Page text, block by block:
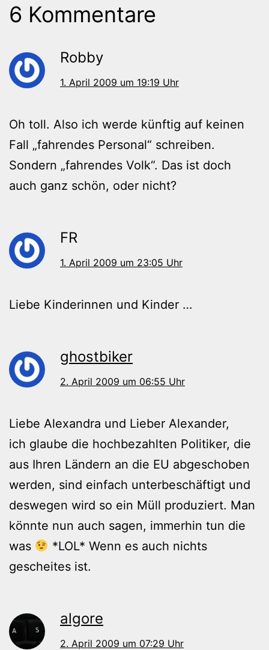
6 Kommentare
Robby
1. April 2009 um 19:19 Uhr
Oh toll. Also ich werde künftig auf keinen
Fall „fahrendes Personal“ schreiben.
Sondern „fahrendes Volk“. Das ist doch
auch ganz schön, oder nicht?
FR
1. April 2009 um 23:05 Uhr
Liebe Kinderinnen und Kinder …
ghostbiker
2. April 2009 um 06:55 Uhr
Liebe Alexandra und Lieber Alexander,
ich glaube die hochbezahlten Politiker, die
aus Ihren Ländern an die EU abgeschoben
werden, sind einfach unterbeschäftigt und
deswegen wird so ein Müll produziert. Man
könnte nun auch sagen, immerhin tun die
was
*LOL* Wenn es auch nichts
gescheites ist.
algore
2. April 2009 um 07:29 Uhr